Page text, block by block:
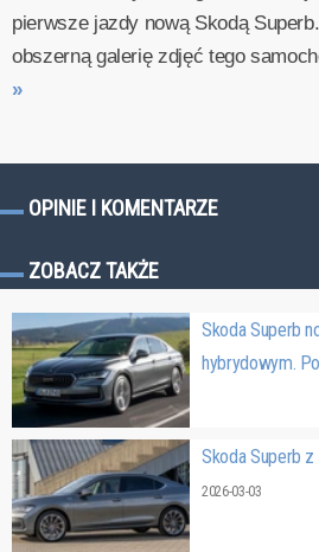
pierwsze jazdy nową Skodą
obszerną galerię zdjęć tego
»
OPINIE I KOMENTARZE
ZOBACZ TAKŻE
Skoda Superb
hybrydowym.
Skoda Superb
2026-03-03